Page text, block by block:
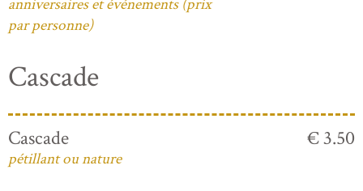
anniversaires et événements (prix
par personne)
Cascade
Cascade
pétillant ou nature
€ 3.50